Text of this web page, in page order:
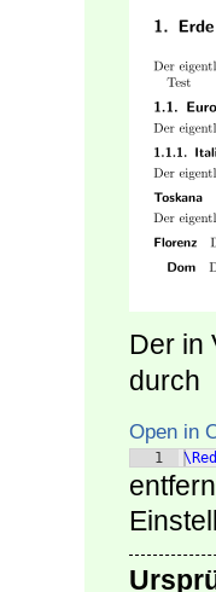
Der in
durch
Open in
1